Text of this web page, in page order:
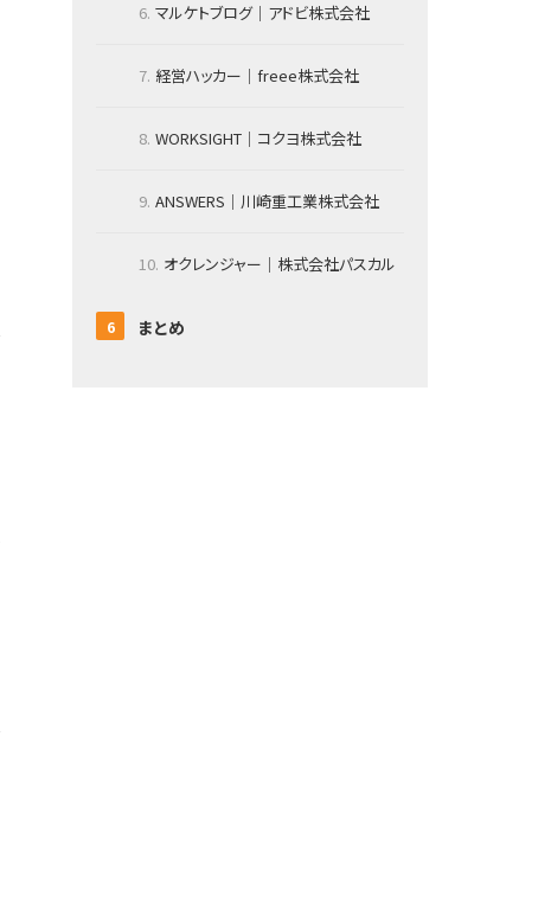
マルケトブログ｜アドビ株式会社
経営ハッカー｜freee株式会社
WORKSIGHT｜コクヨ株式会社
ANSWERS｜川崎重工業株式会社
オクレンジャー｜株式会社パスカル
まとめ